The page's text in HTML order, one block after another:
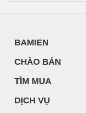
BAMIEN
CHÀO BÁN
TÌM MUA
DỊCH VỤ